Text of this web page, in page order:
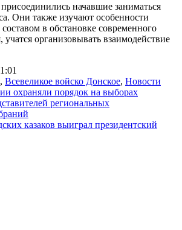
начавшие заниматься
Они также изучают особенности
в обстановке современного
учатся организовывать взаимодействие
, Всевеликое войско Донское, Новости
охраняли порядок на выборах
региональных
казаков выиграл президентский